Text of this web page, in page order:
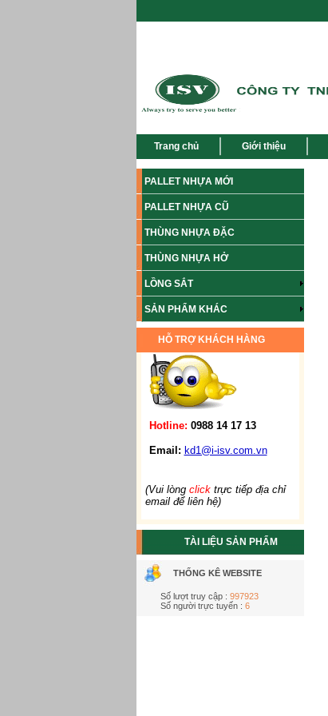
Trang chủ Giới thiệu
PALLET NHỰA MỚI
PALLET NHỰA CŨ
THÙNG NHỰA ĐẶC
THÙNG NHỰA HỞ
LỒNG SẮT
SẢN PHẨM KHÁC
HỖ TRỢ KHÁCH HÀNG
Hotline: 0988 14 17 13
Email: kd1@i-isv.com.vn
(Vui lòng clicktrực tiếp địa chỉ
email để liên hệ)
TÀI LIỆU SẢN PHẨM
THỐNG KÊ WEBSITE
Số lượt truy cập : 997923
Số người trực tuyến : 6